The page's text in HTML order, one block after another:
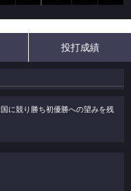
投打成績
に競り勝ち初優勝への望みを残